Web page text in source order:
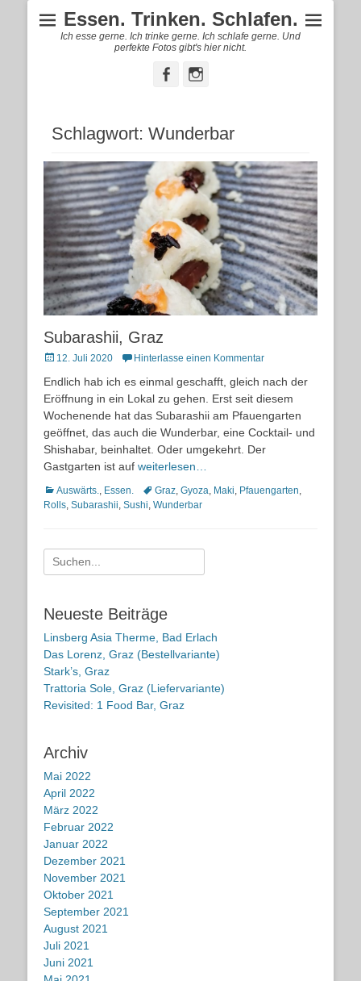
Essen. Trinken. Schlafen.
Ich esse gerne. Ich trinke gerne. Ich schlafe gerne. Und
perfekte Fotos gibt's hier nicht.
FacebookInstagram
Schlagwort: Wunderbar
Subarashii, Graz
Posted
12. Juli 2020 Hinterlasse einen Kommentar
Endlich hab ich es einmal geschafft, gleich nach der
Eröffnung in ein Lokal zu gehen. Erst seit diesem
Wochenende hat das Subarashii am Pfauengarten
geöffnet, das auch die Wunderbar, eine Cocktail- und
Shishabar, beinhaltet. Oder umgekehrt. Der
Gastgarten ist auf weiterlesen…
Kategorien
Auswärts., Essen. Schlagworte
Graz, Gyoza, Maki, Pfauengarten,
Rolls, Subarashii, Sushi, Wunderbar
Suche
nach:
Neueste Beiträge
Linsberg Asia Therme, Bad Erlach
Das Lorenz, Graz (Bestellvariante)
Stark’s, Graz
Trattoria Sole, Graz (Liefervariante)
Revisited: 1 Food Bar, Graz
Archiv
Mai 2022
April 2022
März 2022
Februar 2022
Januar 2022
Dezember 2021
November 2021
Oktober 2021
September 2021
August 2021
Juli 2021
Juni 2021